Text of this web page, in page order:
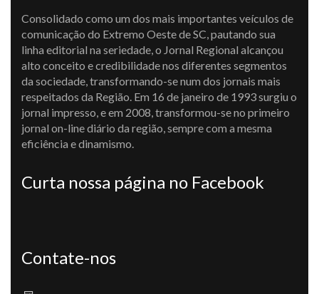
Consolidado como um dos mais importantes veículos de
comunicação do Extremo Oeste de SC, pautando sua
linha editorial na seriedade, o Jornal Regional alcançou
alto conceito e credibilidade nos diferentes segmentos
da sociedade, transformando-se num dos jornais mais
respeitados da Região. Em 16 de janeiro de 1993 surgiu o
jornal impresso, e em 2008, transformou-se no primeiro
jornal on-line diário da região, sempre com a mesma
eficiência e dinamismo.
Curta nossa página no Facebook
Contate-nos